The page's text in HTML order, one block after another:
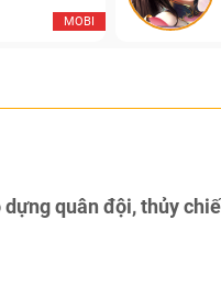
MOBI
dựng quân đội, thủy